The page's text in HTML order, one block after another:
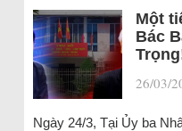
Một
Bác
26/03/
Ngày 24/3, Tại Ủy ba